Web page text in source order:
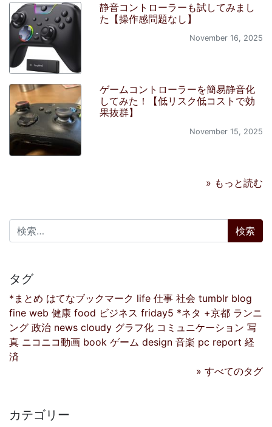
静音コントローラーも試してみまし
た【操作感問題なし】
November 16, 2025
ゲームコントローラーを簡易静音化
してみた！【低リスク低コストで効
果抜群】
November 15, 2025
» もっと読む
検索:
タグ
*まとめ はてなブックマーク life 仕事 社会 tumblr blog
fine web 健康 food ビジネス friday5 *ネタ +京都 ランニ
ング 政治 news cloudy グラフ化 コミュニケーション 写
真 ニコニコ動画 book ゲーム design 音楽 pc report 経
済
» すべてのタグ
カテゴリー